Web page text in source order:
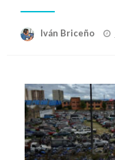
Iván Briceño